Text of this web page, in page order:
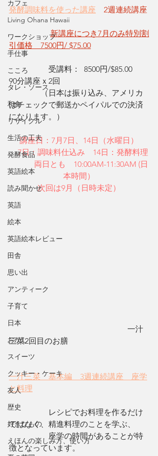
カフェ
Living Ohana Hawaii
ワークショップ
手仕事
こころ
タレ・ソース
和食
リサイクル
生活の工夫
発酵食品
英語絵本
読み聞かせ
英語
絵本
英語絵本レビュー
田舎
思い出
アンティーク
子育て
日本
おかし
スイーツ
クッキー・ケーキ
友人
歴史
好きなもの
えほんの楽しみ方、使い方
発酵調味料を使った講座 2週連続講座
新講座につき7月のみ特別割
引価格　7500円/ $75.00
受講料：  8500円/$85.00
90分講座ｘ2回
（日本は振り込み、アメリカ
はチェックで郵送かペイパルでの決済
になります。）
講座日：7月7日、14日（水曜日）​
7日：調味料仕込み　14日：発酵料理​
両日とも　10:00AM-11:30AM (日
本時間）
​次回は9月（日時未定）
一汁
三菜2回目のお膳
一汁三菜　基本編　3週連続講座　座学
と料理
​　　　　　レシピでお料理を作るだけ
ではなく、精進料理のことを学ぶ、
座学の時間があることが特
徴となっています。